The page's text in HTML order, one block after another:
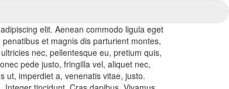
elit. Aenean commodo ligula eget
et magnis dis parturient montes,
nec, pellentesque eu, pretium quis,
pede justo, fringilla vel, aliquet nec,
ut, imperdiet a, venenatis vitae, justo.